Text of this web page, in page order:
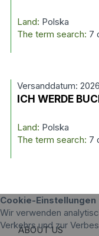
Land: Polska
The term search: 7
Versanddatum:
ICH WERDE
Land: Polska
The term search: 7
Cookie-Einstellungen
Wir verwenden
Verkehrs und zur
ABOUT US